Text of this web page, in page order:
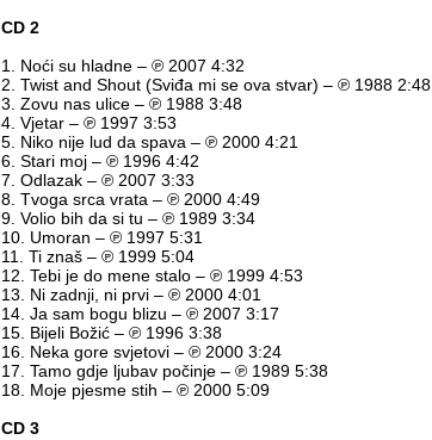
CD 2
1. Noći su hladne – ℗ 2007 4:32
2. Twist and Shout (Sviđa mi se ova stvar) – ℗ 1988 2:48
3. Zovu nas ulice – ℗ 1988 3:48
4. Vjetar – ℗ 1997 3:53
5. Niko nije lud da spava – ℗ 2000 4:21
6. Stari moj – ℗ 1996 4:42
7. Odlazak – ℗ 2007 3:33
8. Tvoga srca vrata – ℗ 2000 4:49
9. Volio bih da si tu – ℗ 1989 3:34
10. Umoran – ℗ 1997 5:31
11. Ti znaš – ℗ 1999 5:04
12. Tebi je do mene stalo – ℗ 1999 4:53
13. Ni zadnji, ni prvi – ℗ 2000 4:01
14. Ja sam bogu blizu – ℗ 2007 3:17
15. Bijeli Božić – ℗ 1996 3:38
16. Neka gore svjetovi – ℗ 2000 3:24
17. Tamo gdje ljubav počinje – ℗ 1989 5:38
18. Moje pjesme stih – ℗ 2000 5:09
CD 3